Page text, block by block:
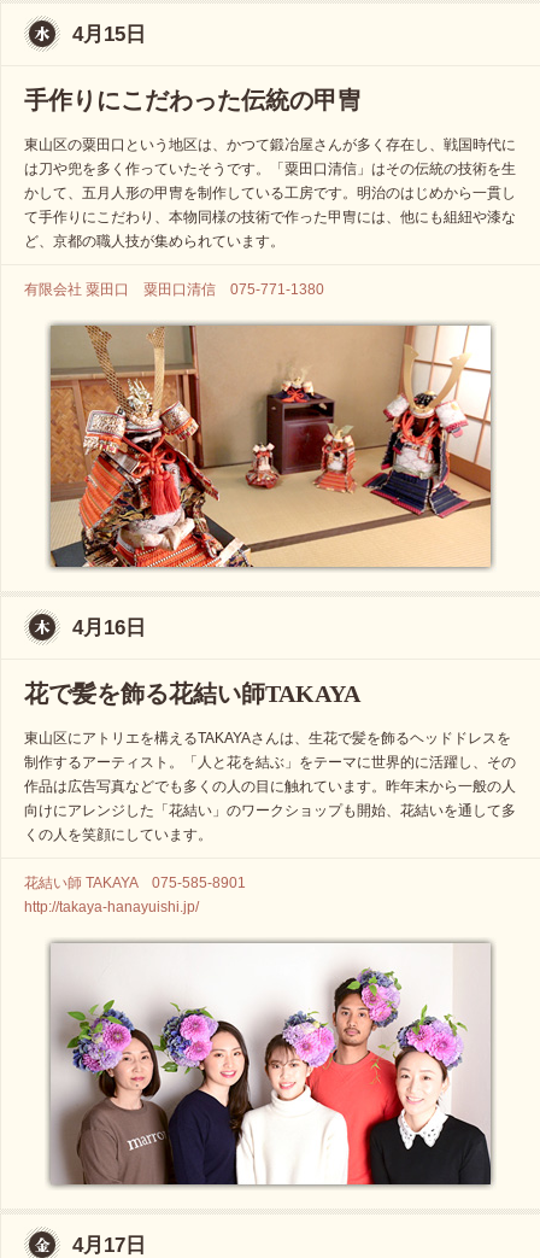
4月15日
手作りにこだわった伝統の甲冑
東山区の粟田口という地区は、かつて鍛冶屋さんが多く存在し、戦国時代に
は刀や兜を多く作っていたそうです。「粟田口清信」はその伝統の技術を生
かして、五月人形の甲冑を制作している工房です。明治のはじめから一貫し
て手作りにこだわり、本物同様の技術で作った甲冑には、他にも組紐や漆な
ど、京都の職人技が集められています。
有限会社 粟田口 粟田口清信 075-771-1380
4月16日
花で髪を飾る花結い師TAKAYA
東山区にアトリエを構えるTAKAYAさんは、生花で髪を飾るヘッドドレスを
制作するアーティスト。「人と花を結ぶ」をテーマに世界的に活躍し、その
作品は広告写真などでも多くの人の目に触れています。昨年末から一般の人
向けにアレンジした「花結い」のワークショップも開始、花結いを通して多
くの人を笑顔にしています。
花結い師 TAKAYA 075-585-8901
http://takaya-hanayuishi.jp/
4月17日